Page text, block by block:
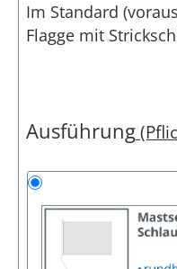
Im Standard
Flagge mit
Ausführung